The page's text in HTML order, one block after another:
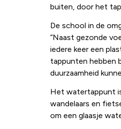
buiten, door het
De school in de
“Naast gezonde
iedere keer een
tappunten hebben
duurzaamheid
Het watertappunt
wandelaars en
om een glaasje